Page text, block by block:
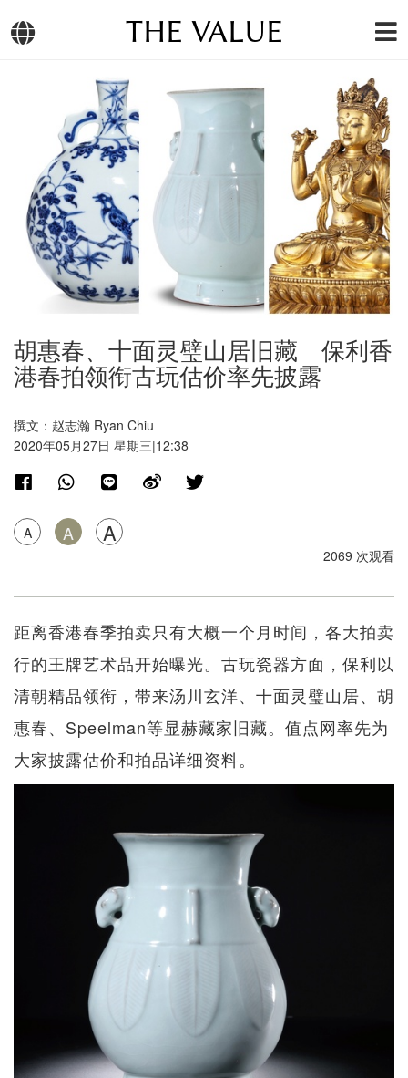
THE VALUE
胡惠春、十面灵璧山居旧藏 保利香
港春拍领衔古玩估价率先披露
撰文：赵志瀚 Ryan Chiu
2020年05月27日 星期三|12:38
A A A
2069 次观看
距离香港春季拍卖只有大概一个月时间，各大拍卖
行的王牌艺术品开始曝光。古玩瓷器方面，保利以
清朝精品领衔，带来汤川玄洋、十面灵璧山居、胡
惠春、Speelman等显赫藏家旧藏。值点网率先为
大家披露估价和拍品详细资料。